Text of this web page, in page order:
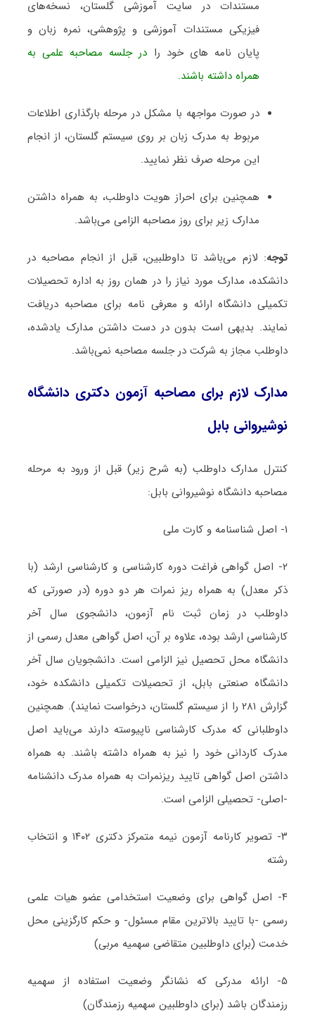
مستندات در سایت آموزشی گلستان، نسخه‌های
فیزیکی مستندات آموزشی و پژوهشی، نمره زبان و
پایان نامه های خود را در جلسه مصاحبه علمی به
همراه داشته باشند.
در صورت مواجهه با مشکل در مرحله بارگذاری اطلاعات
مربوط به مدرک زبان بر روی سیستم گلستان، از انجام
این مرحله صرف نظر نمایید.
همچنین برای احراز هویت داوطلب، به همراه داشتن
مدارک زیر برای روز مصاحبه الزامی می‌باشد.
توجه: لازم می‌باشد تا داوطلبین، قبل از انجام مصاحبه در
دانشکده، مدارک مورد نیاز را در همان روز به اداره تحصیلات
تکمیلی دانشگاه ارائه و معرفی نامه برای مصاحبه دریافت
نمایند. بدیهی است بدون در دست داشتن مدارک یادشده،
داوطلب مجاز به شرکت در جلسه مصاحبه نمی‌باشد.
مدارک لازم برای مصاحبه آزمون دکتری دانشگاه
نوشیروانی بابل
کنترل مدارک داوطلب (به شرح زیر) قبل از ورود به مرحله
مصاحبه دانشگاه نوشیروانی بابل:
۱- اصل شناسنامه و کارت ملی
۲- اصل گواهی فراغت دوره کارشناسی و کارشناسی ارشد (با
ذکر معدل) به همراه ریز نمرات هر دو دوره (در صورتی که
داوطلب در زمان ثبت نام آزمون، دانشجوی سال آخر
کارشناسی ارشد بوده، علاوه بر آن، اصل گواهی معدل رسمی از
دانشگاه محل تحصیل نیز الزامی است. دانشجویان سال آخر
دانشگاه صنعتی بابل، از تحصیلات تکمیلی دانشکده خود،
گزارش ۲۸۱ را از سیستم گلستان، درخواست نمایند). همچنین
داوطلبانی که مدرک کارشناسی ناپیوسته دارند می‌باید اصل
مدرک کاردانی خود را نیز به همراه داشته باشند. به همراه
داشتن اصل گواهی تایید ریزنمرات به همراه مدرک دانشنامه
-اصلی- تحصیلی الزامی است.
۳- تصویر کارنامه آزمون نیمه متمرکز دکتری ۱۴۰۲ و انتخاب
رشته
۴- اصل گواهی برای وضعیت استخدامی عضو هیات علمی
رسمی -با تایید بالاترین مقام مسئول- و حکم کارگزینی محل
خدمت (برای داوطلبین متقاضی سهمیه مربی)
۵- ارائه مدرکی که نشانگر وضعیت استفاده از سهمیه
رزمندگان باشد (برای داوطلبین سهمیه رزمندگان)